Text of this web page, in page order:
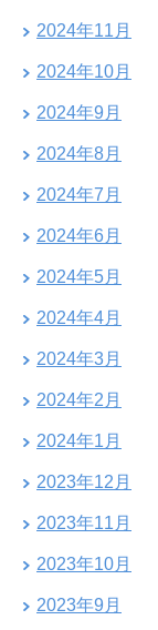
2024年11月
2024年10月
2024年9月
2024年8月
2024年7月
2024年6月
2024年5月
2024年4月
2024年3月
2024年2月
2024年1月
2023年12月
2023年11月
2023年10月
2023年9月